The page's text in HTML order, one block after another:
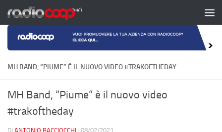
Salta al contenuto
MH BAND, “PIUME” È IL NUOVO VIDEO #TRAKOFTHEDAY
MH Band, “Piume” è il nuovo video
#trakoftheday
DI ANTONIO BACCIOCCHI · 08/02/2021